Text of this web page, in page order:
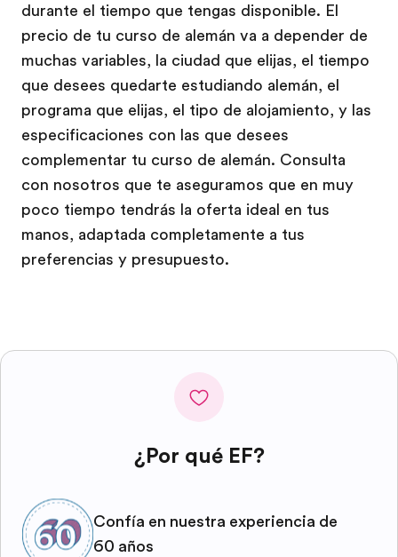
durante el tiempo que tengas disponible. El
precio de tu curso de alemán va a depender de
muchas variables, la ciudad que elijas, el tiempo
que desees quedarte estudiando alemán, el
programa que elijas, el tipo de alojamiento, y las
especificaciones con las que desees
complementar tu curso de alemán. Consulta
con nosotros que te aseguramos que en muy
poco tiempo tendrás la oferta ideal en tus
manos, adaptada completamente a tus
preferencias y presupuesto.
¿Por qué EF?
Confía en nuestra experiencia de
60 años